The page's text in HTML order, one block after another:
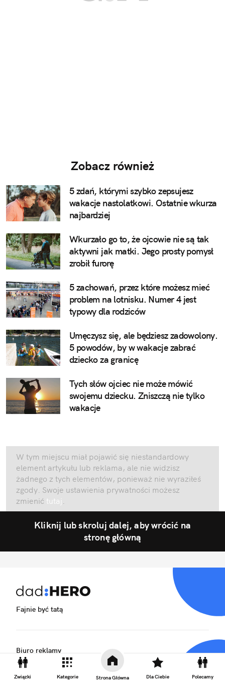
Związki Kategorie Strona Główna Dla Ciebie Polecamy
Zobacz również
5 zdań, którymi szybko zepsujesz
wakacje nastolatkowi. Ostatnie wkurza
najbardziej
Wkurzało go to, że ojcowie nie są tak
aktywni jak matki. Jego prosty pomysł
zrobił furorę
5 zachowań, przez które możesz mieć
problem na lotnisku. Numer 4 jest
typowy dla rodziców
Umęczysz się, ale będziesz zadowolony.
5 powodów, by w wakacje zabrać
dziecko za granicę
Tych słów ojciec nie może mówić
swojemu dziecku. Zniszczą nie tylko
wakacje
W tym miejscu miał pojawić się niestandardowy
element artykułu lub reklama, ale nie widzisz
żadnego z tych elementów, ponieważ nie wyraziłeś
zgody. Swoje ustawienia prywatności możesz
zmienić tutaj .
Kliknij lub skroluj dalej, aby wrócić na
stronę główną
Fajnie być tatą
Biuro reklamy
Kariera